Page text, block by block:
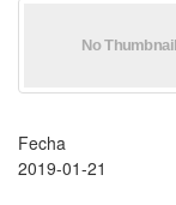
Fecha
2019-01-21